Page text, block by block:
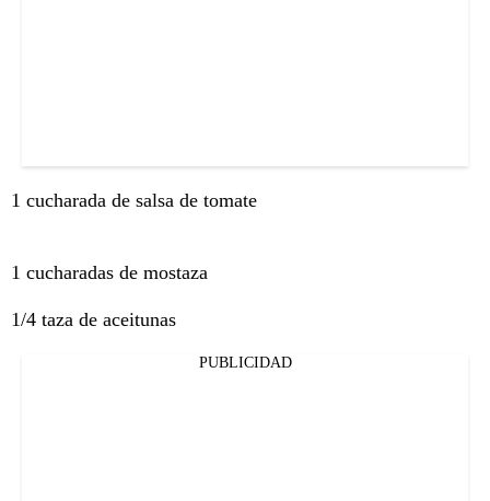
1 cucharada de salsa de tomate
1 cucharadas de mostaza
1/4 taza de aceitunas
PUBLICIDAD